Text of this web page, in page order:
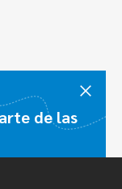
de las
noticias y